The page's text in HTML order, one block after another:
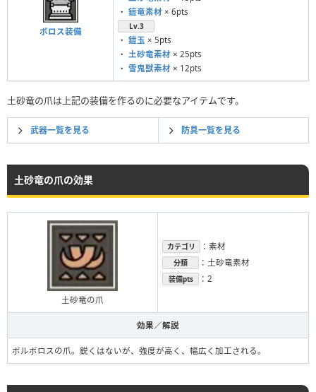
ボロス装備
・ 鎧竜素材 × 6pts
Lv.3
・ 鎧玉 × 5pts
・ 土砂竜素材 × 25pts
・ 雪鬼獣素材 × 12pts
土砂竜の爪は上記の装備を作るのに必要なアイテムです。
武器一覧を見る 防具一覧を見る
土砂竜の爪の効果
土砂竜の爪
カテゴリ ：素材
分類 ：土砂竜素材
装備pts ：2
効果／解説
ボルボロスの爪。鋭くはないが、強度が高く、幅広く加工される。